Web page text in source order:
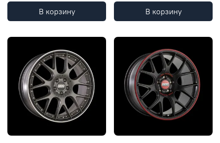
В корзину В корзину